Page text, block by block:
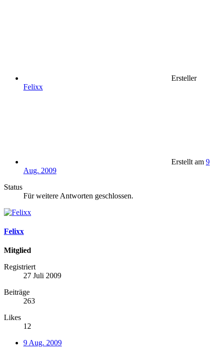
Ersteller
Felixx
Erstellt am 9
Aug. 2009
Status
Für weitere Antworten geschlossen.
Felixx
Mitglied
Registriert
27 Juli 2009
Beiträge
263
Likes
12
9 Aug. 2009